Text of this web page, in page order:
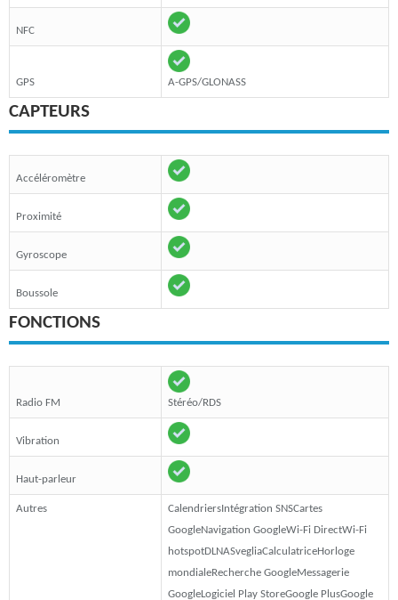
NFC
GPS A-GPS/GLONASS
CAPTEURS
Accéléromètre
Proximité
Gyroscope
Boussole
FONCTIONS
Radio FM Stéréo/RDS
Vibration
Haut-parleur
Autres
CalendriersIntégration SNSCartes
GoogleNavigation GoogleWi-Fi DirectWi-Fi
hotspotDLNASvegliaCalculatriceHorloge
mondialeRecherche GoogleMessagerie
GoogleLogiciel Play StoreGoogle PlusGoogle